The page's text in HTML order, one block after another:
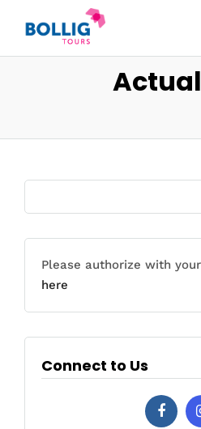
Please authorize with
here
Connect to Us